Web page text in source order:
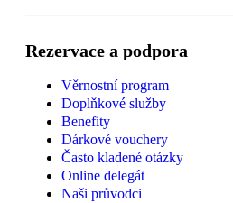
Rezervace a podpora
Věrnostní program
Doplňkové služby
Benefity
Dárkové vouchery
Často kladené otázky
Online delegát
Naši průvodci